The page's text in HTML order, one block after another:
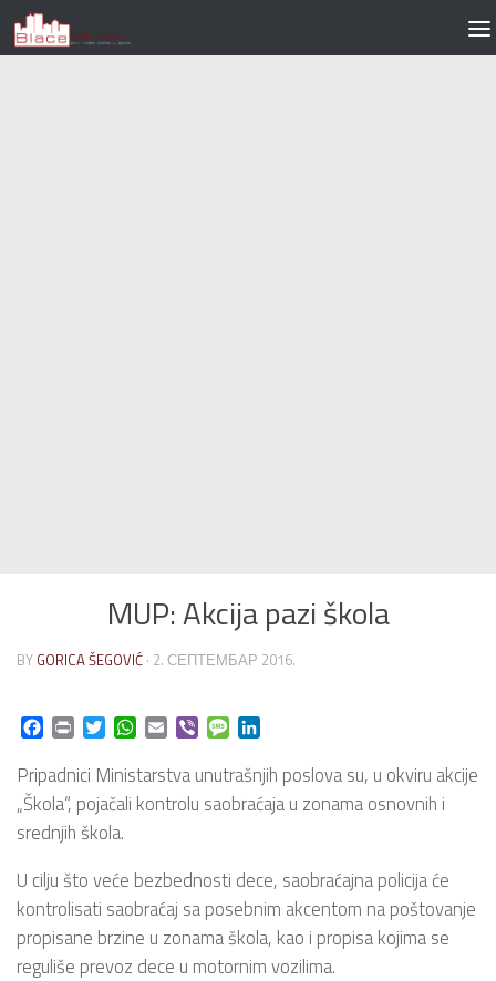
Skip to content
MUP: Akcija pazi škola
BY GORICA ŠEGOVIĆ · 2. СЕПТЕМБАР 2016.
Facebook
Print TwitterWhatsApp
Email Viber Message
Pripadnici Ministarstva unutrašnjih poslova su, u okviru akcije
„Škola“, pojačali kontrolu saobraćaja u zonama osnovnih i
srednjih škola.
U cilju što veće bezbednosti dece, saobraćajna policija će
kontrolisati saobraćaj sa posebnim akcentom na poštovanje
propisane brzine u zonama škola, kao i propisa kojima se
reguliše prevoz dece u motornim vozilima.